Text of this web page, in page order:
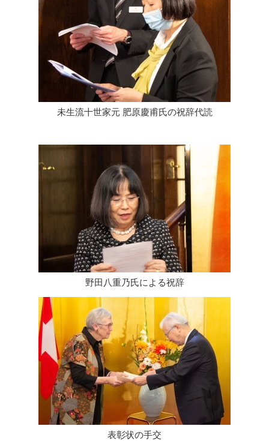
未生流十世家元 肥原慶甫氏の祝辞代読
野田八重乃氏による祝辞
表彰状の手交